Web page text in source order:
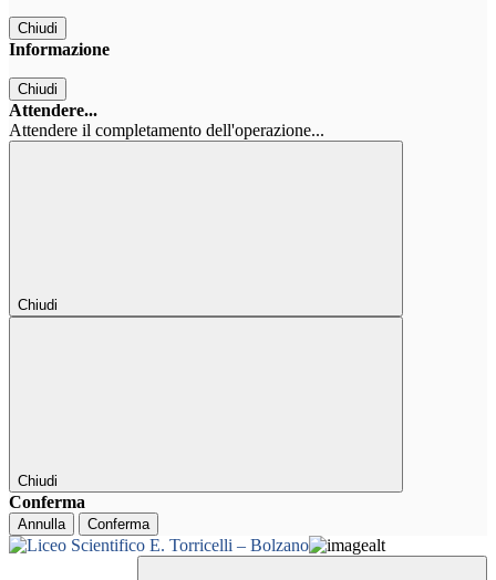
Chiudi
Informazione
Chiudi
Attendere...
Attendere il completamento dell'operazione...
Chiudi
Chiudi
Conferma
Annulla Conferma